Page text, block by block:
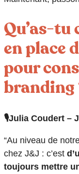
Qu’as-
en place
pour
branding
🎙️Julia Coudert –
“Au niveau de
chez J&J : c’est
toujours mettre